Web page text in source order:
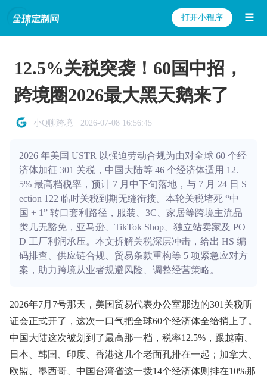
打开小程序 ☰
12.5%关税突袭！60国中招，
跨境圈2026最大黑天鹅来了
小Q聊跨境 · 2026-07-08 16:56:45
2026 年美国 USTR 以强迫劳动合规为由对全球 60 个经
济体加征 301 关税，中国大陆等 46 个经济体适用 12.
5% 最高档税率，预计 7 月中下旬落地，与 7 月 24 日 S
ection 122 临时关税到期无缝衔接。本轮关税堵死 “中
国 + 1” 转口套利路径，服装、3C、家居等跨境主流品
类几无豁免，亚马逊、TikTok Shop、独立站卖家及 PO
D 工厂利润承压。本文拆解关税深层冲击，给出 HS 编
码排查、供应链合规、贸易条款重构等 5 项紧急应对方
案，助力跨境从业者规避风险、调整经营策略。
2026年7月7号那天，美国贸易代表办公室那边的301关税听
证会正式开了，这次一口气把全球60个经济体全给捎上了。
中国大陆这次被划到了最高那一档，税率12.5%，跟越南、
日本、韩国、印度、香港这几个老面孔排在一起；加拿大、
欧盟、墨西哥、中国台湾省这一拨14个经济体则排在10%那